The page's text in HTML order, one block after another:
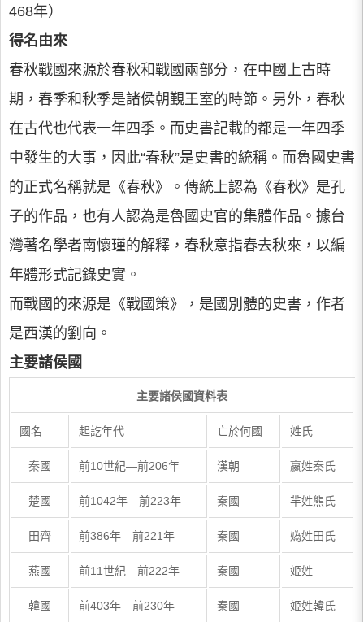
468年）
得名由來
春秋戰國來源於春秋和戰國兩部分，在中國上古時
期，春季和秋季是諸侯朝覲王室的時節。另外，春秋
在古代也代表一年四季。而史書記載的都是一年四季
中發生的大事，因此“春秋”是史書的統稱。而魯國史書
的正式名稱就是《春秋》。傳統上認為《春秋》是孔
子的作品，也有人認為是魯國史官的集體作品。據台
灣著名學者南懷瑾的解釋，春秋意指春去秋來，以編
年體形式記錄史實。
而戰國的來源是《戰國策》，是國別體的史書，作者
是西漢的劉向。
主要諸侯國
主要諸侯國資料表
國名 起訖年代 亡於何國 姓氏
秦國 前10世紀—前206年 漢朝 嬴姓秦氏
楚國 前1042年—前223年 秦國 羋姓熊氏
田齊 前386年—前221年 秦國 媯姓田氏
燕國 前11世紀—前222年 秦國 姬姓
韓國 前403年—前230年 秦國 姬姓韓氏